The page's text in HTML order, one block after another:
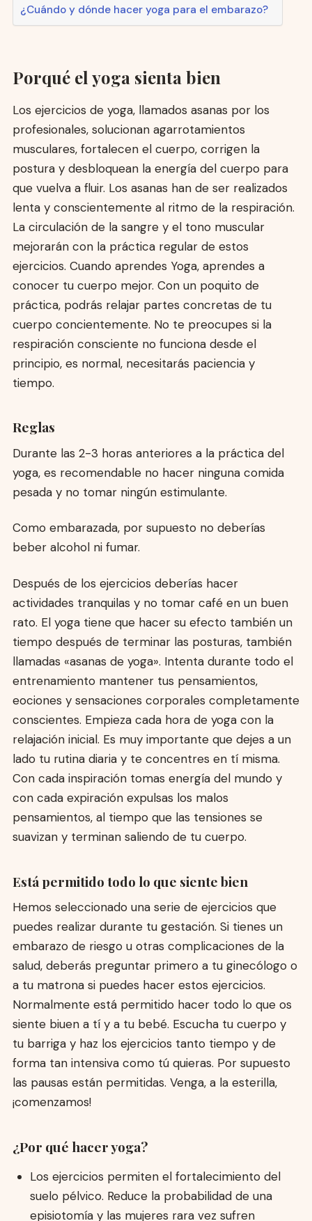
¿Cuándo y dónde hacer yoga para el embarazo?
Porqué el yoga sienta bien
Los ejercicios de yoga, llamados asanas por los
profesionales, solucionan agarrotamientos
musculares, fortalecen el cuerpo, corrigen la
postura y desbloquean la energía del cuerpo para
que vuelva a fluir. Los asanas han de ser realizados
lenta y conscientemente al ritmo de la respiración.
La circulación de la sangre y el tono muscular
mejorarán con la práctica regular de estos
ejercicios. Cuando aprendes Yoga, aprendes a
conocer tu cuerpo mejor. Con un poquito de
práctica, podrás relajar partes concretas de tu
cuerpo concientemente. No te preocupes si la
respiración consciente no funciona desde el
principio, es normal, necesitarás paciencia y
tiempo.
Reglas
Durante las 2-3 horas anteriores a la práctica del
yoga, es recomendable no hacer ninguna comida
pesada y no tomar ningún estimulante.
Como embarazada, por supuesto no deberías
beber alcohol ni fumar.
Después de los ejercicios deberías hacer
actividades tranquilas y no tomar café en un buen
rato. El yoga tiene que hacer su efecto también un
tiempo después de terminar las posturas, también
llamadas «asanas de yoga». Intenta durante todo el
entrenamiento mantener tus pensamientos,
eociones y sensaciones corporales completamente
conscientes. Empieza cada hora de yoga con la
relajación inicial. Es muy importante que dejes a un
lado tu rutina diaria y te concentres en tí misma.
Con cada inspiración tomas energía del mundo y
con cada expiración expulsas los malos
pensamientos, al tiempo que las tensiones se
suavizan y terminan saliendo de tu cuerpo.
Está permitido todo lo que siente bien
Hemos seleccionado una serie de ejercicios que
puedes realizar durante tu gestación. Si tienes un
embarazo de riesgo u otras complicaciones de la
salud, deberás preguntar primero a tu ginecólogo o
a tu matrona si puedes hacer estos ejercicios.
Normalmente está permitido hacer todo lo que os
siente biuen a tí y a tu bebé. Escucha tu cuerpo y
tu barriga y haz los ejercicios tanto tiempo y de
forma tan intensiva como tú quieras. Por supuesto
las pausas están permitidas. Venga, a la esterilla,
¡comenzamos!
¿Por qué hacer yoga?
Los ejercicios permiten el fortalecimiento del
suelo pélvico. Reduce la probabilidad de una
episiotomía y las mujeres rara vez sufren